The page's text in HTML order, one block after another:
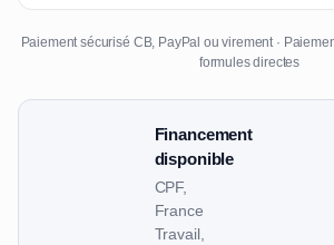
Paiement sécurisé CB, PayPal ou virement ·
formules directes
Financement
disponible
CPF,
France
Travail,